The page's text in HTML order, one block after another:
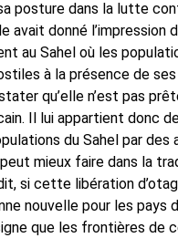
posture dans la lutte
avait donné l’impression
au Sahel où les
à la présence de
qu’elle n’est pas
Il lui appartient donc
du Sahel par des
mieux faire dans la
si cette libération
nouvelle pour les pays
que les frontières de